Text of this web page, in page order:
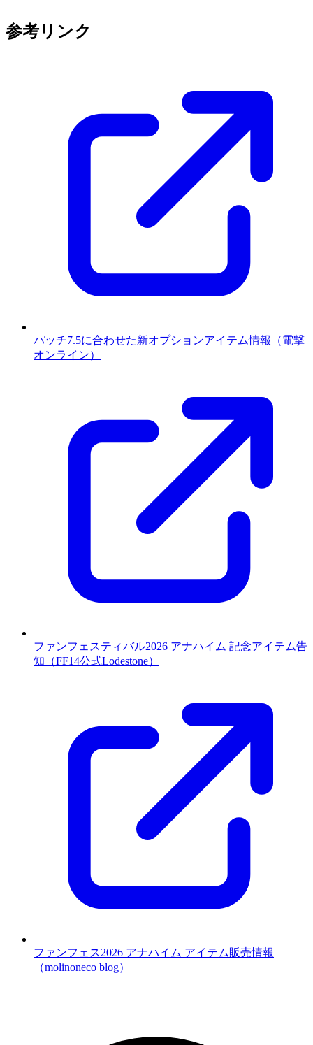
参考リンク
パッチ7.5に合わせた新オプションアイテム情報（電撃
オンライン）
ファンフェスティバル2026 アナハイム 記念アイテム告
知（FF14公式Lodestone）
ファンフェス2026 アナハイム アイテム販売情報
（molinoneco blog）